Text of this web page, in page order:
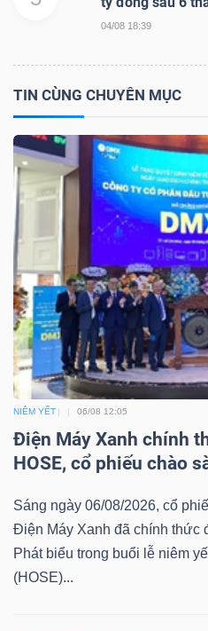
04/08 18:39
TIN CÙNG CHUYÊN MỤC
NIÊM YẾT 06/08 12:05
Điện Máy Xanh chính
HOSE, cổ phiếu chào
Sáng ngày 06/08/2026, cổ
Điện Máy Xanh đã chính thức
Phát biểu trong buổi lễ niêm
(HOSE)...